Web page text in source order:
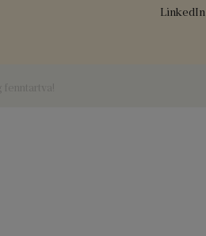
LinkedIn